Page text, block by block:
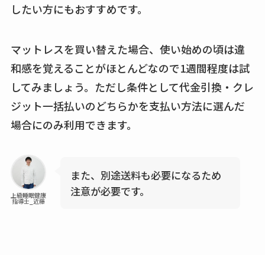
したい方にもおすすめです。
マットレスを買い替えた場合、使い始めの頃は違
和感を覚えることがほとんどなので1週間程度は試
してみましょう。ただし条件として代金引換・クレ
ジット一括払いのどちらかを支払い方法に選んだ
場合にのみ利用できます。
上級睡眠健康
指導士_近藤
また、別途送料も必要になるため
注意が必要です。